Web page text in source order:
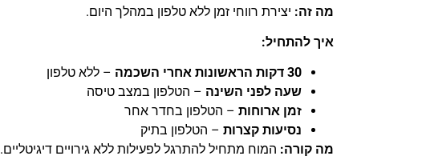
מה זה: יצירת רווחי זמן ללא טלפון במהלך היום.
איך להתחיל:
30 דקות הראשונות אחרי השכמה – ללא טלפון
שעה לפני השינה – הטלפון במצב טיסה
זמן ארוחות – הטלפון בחדר אחר
נסיעות קצרות – הטלפון בתיק
מה קורה: המוח מתחיל להתרגל לפעילות ללא גירויים דיגיטליים.